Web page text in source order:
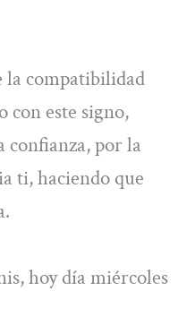
la compatibilidad
con este signo,
confianza, por la
ti, haciendo que
hoy día miércoles